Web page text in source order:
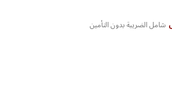
شامل الضريبة بدون التأمين